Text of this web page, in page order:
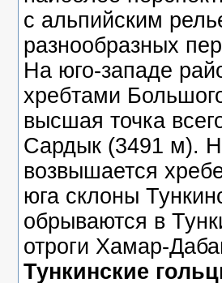
с альпийским
разнообразных
На юго-западе
хребтами
высшая точка
Сардык (3491 м).
возвышается
юга склоны
обрываются в
отроги Хамар-
Тункинские